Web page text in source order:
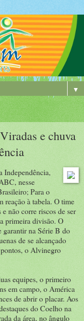
▼
e chuva
Independência,
nesse
Para o
reação à tabela. O time
não corre riscos de ser
primeira divisão. O
garantir na Série B do
de se alcançado
o Alvinegro
equipes, o primeiro
em campo, o América
de abrir o placar. Aos
do Coelho na
da área, no ângulo